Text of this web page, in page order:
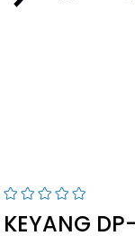
KEYANG